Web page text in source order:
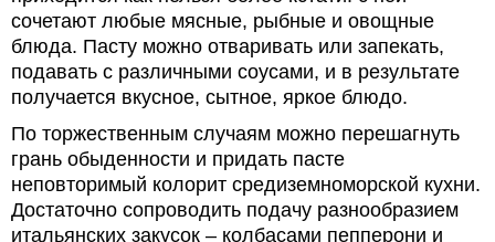
сочетают любые мясные, рыбные и овощные
блюда. Пасту можно отваривать или запекать,
подавать с различными соусами, и в результате
получается вкусное, сытное, яркое блюдо.
По торжественным случаям можно перешагнуть
грань обыденности и придать пасте
неповторимый колорит средиземноморской кухни.
Достаточно сопроводить подачу разнообразием
итальянских закусок – колбасами пепперони и